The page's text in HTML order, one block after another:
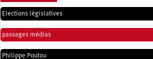
Elections législatives
passages médias
Philippe Poutou